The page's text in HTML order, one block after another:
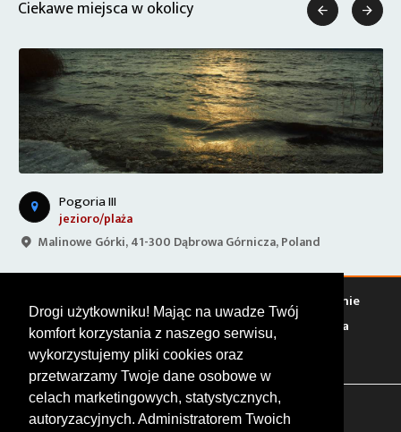
Drogi użytkowniku! Mając na uwadze Twój
komfort korzystania z naszego serwisu,
wykorzystujemy pliki cookies oraz
przetwarzamy Twoje dane osobowe w
celach marketingowych, statystycznych,
autoryzacyjnych. Administratorem Twoich
Ciekawe miejsca w okolicy
Pogoria III
jezioro/plaża
Malinowe Górki, 41-300 Dąbrowa Górnicza, Poland
 
Warto zobaczyć Serwisy Stacje paliw
Jedzenie
Bary Zakwaterowanie Tory Zloty Rajdy
Spotkania
Targi Giełdy Szkolenia
FOLLOW US